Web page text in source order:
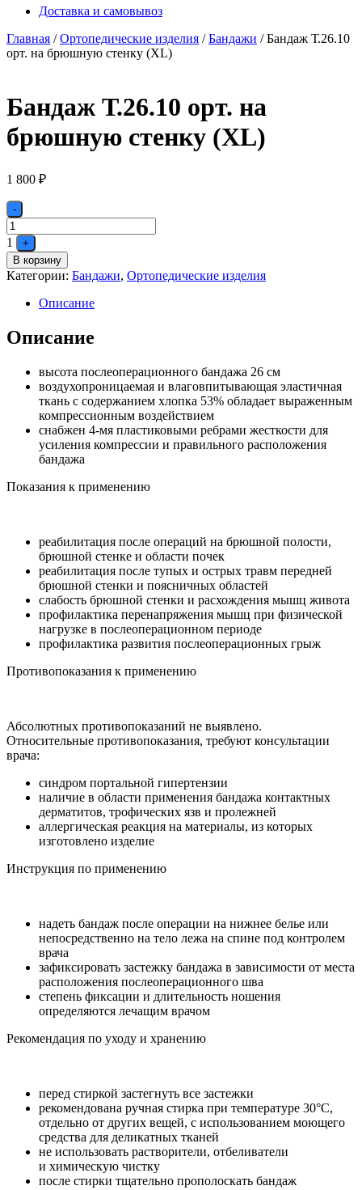
Доставка и самовывоз
Главная /Ортопедические изделия /Бандажи / Бандаж Т.26.10
орт. на брюшную стенку (XL)
Бандаж Т.26.10 орт. на
брюшную стенку (XL)
1 800 ₽
Quantity
-
1
+
В корзину
Категории: Бандажи, Ортопедические изделия
Описание
Описание
высота послеоперационного бандажа 26 см
воздухопроницаемая и влаговпитывающая эластичная
ткань с содержанием хлопка 53% обладает выраженным
компрессионным воздействием
снабжен 4-мя пластиковыми ребрами жесткости для
усиления компрессии и правильного расположения
бандажа
Показания к применению
реабилитация после операций на брюшной полости,
брюшной стенке и области почек
реабилитация после тупых и острых травм передней
брюшной стенки и поясничных областей
слабость брюшной стенки и расхождения мышц живота
профилактика перенапряжения мышц при физической
нагрузке в послеоперационном периоде
профилактика развития послеоперационных грыж
Противопоказания к применению
Абсолютных противопоказаний не выявлено.
Относительные противопоказания, требуют консультации
врача:
синдром портальной гипертензии
наличие в области применения бандажа контактных
дерматитов, трофических язв и пролежней
аллергическая реакция на материалы, из которых
изготовлено изделие
Инструкция по применению
надеть бандаж после операции на нижнее белье или
непосредственно на тело лежа на спине под контролем
врача
зафиксировать застежку бандажа в зависимости от места
расположения послеоперационного шва
степень фиксации и длительность ношения
определяются лечащим врачом
Рекомендация по уходу и хранению
перед стиркой застегнуть все застежки
рекомендована ручная стирка при температуре 30°С,
отдельно от других вещей, с использованием моющего
средства для деликатных тканей
не использовать растворители, отбеливатели
и химическую чистку
после стирки тщательно прополоскать бандаж